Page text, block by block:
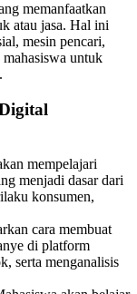
memanfaatkan
atau jasa. Hal ini
mesin pencari,
untuk
mempelajari
menjadi dasar dari
konsumen,
cara membuat
di platform
serta menganalisis